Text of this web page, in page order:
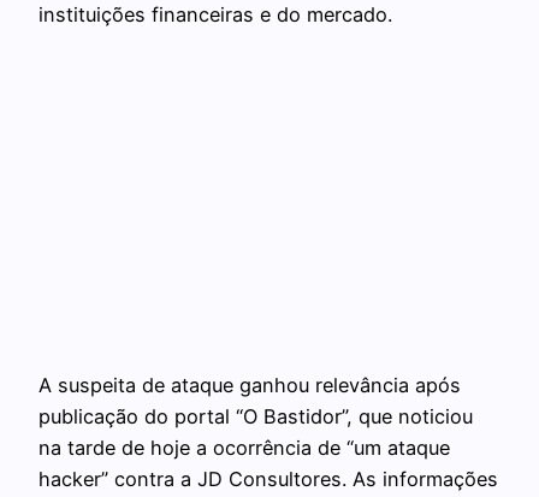
instituições financeiras e do mercado.
A suspeita de ataque ganhou relevância após
publicação do portal “O Bastidor”, que noticiou
na tarde de hoje a ocorrência de “um ataque
hacker” contra a JD Consultores. As informações